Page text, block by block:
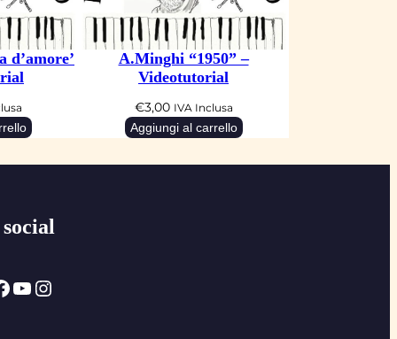
d’amore’
A.Minghi “1950” –
Videotutorial
€3,00 IVA Inclusa
Aggiungi al carrello
YouTube Instagram